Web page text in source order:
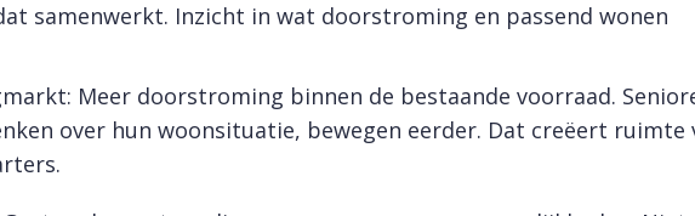
samenwerkt. Inzicht in wat doorstroming en passend wonen
Meer doorstroming binnen de bestaande voorraad.
over hun woonsituatie, bewegen eerder. Dat creëert ruimte